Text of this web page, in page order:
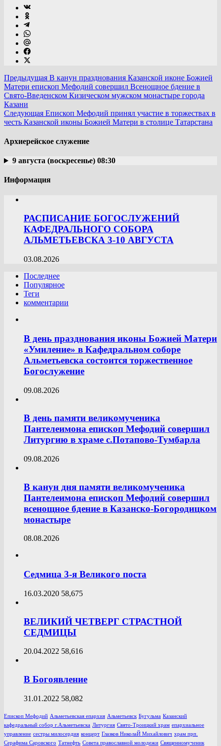
Предыдущая В канун празднования Казанской иконе Божией
Матери епископ Мефодий совершил Всенощное бдение в
Свято-Введенском Кизическом мужском монастыре города
Казани
Следующая Епископ Мефодий принял участие в торжествах в
честь Казанской иконы Божией Матери в столице Татарстана
Архиерейское служение
9 августа (воскресенье) 08:30
Информация
РАСПИСАНИЕ БОГОСЛУЖЕНИЙ
КАФЕДРАЛЬНОГО СОБОРА
АЛЬМЕТЬЕВСКА 3-10 АВГУСТА
03.08.2026
Последнее
Популярное
Теги
комментарии
В день празднования иконы Божией Матери
«Умиление» в Кафедральном соборе
Альметьевска состоится торжественное
Богослужение
09.08.2026
В день памяти великомученика
Пантелеимона епископ Мефодий совершил
Литургию в храме с.Потапово-Тумбарла
09.08.2026
В канун дня памяти великомученика
Пантелеимона епископ Мефодий совершил
всенощное бдение в Казанско-Богородицком
монастыре
08.08.2026
Седмица 3-я Великого поста
16.03.2020 58,675
ВЕЛИКИЙ ЧЕТВЕРГ СТРАСТНОЙ
СЕДМИЦЫ
20.04.2022 58,616
В Богоявление
31.01.2022 58,082
Епископ Мефодий Альметьевская епархия Альметьевск Бугульма Казанский
кафедральный собор г.Альметьевска Литургия Свято-Троицкий храм епархиальное
управление сестры милосердия концерт Глазков НиколаЙ Михайлович храм прп.
Серафима Саровского Татнефть Совета православной молодежи Священномученик